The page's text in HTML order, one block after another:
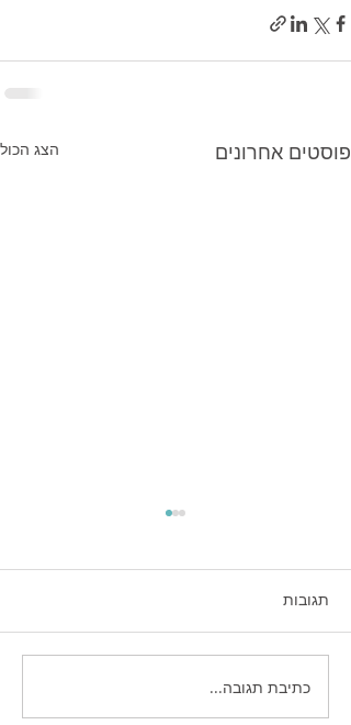
פוסטים אחרונים הצג הכול
איך לכתוב פוסטים שמביאים
לידים: נוסחת הקידום
תגובות
כתיבת תגובה...